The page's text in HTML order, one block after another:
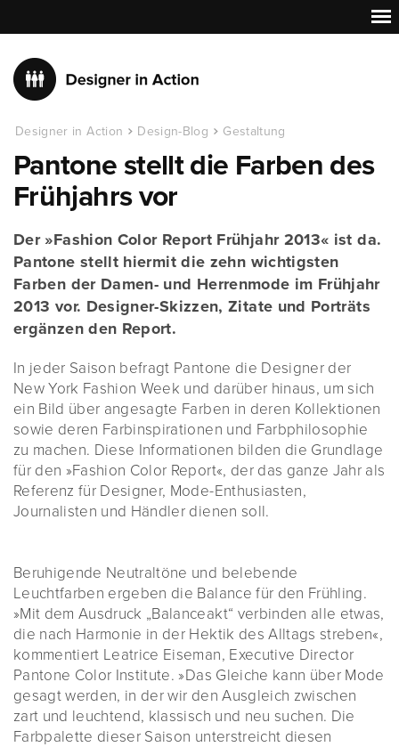
Designer in Action Design-Blog Gestaltung
Pantone stellt die Farben des
Frühjahrs vor
Der »Fashion Color Report Frühjahr 2013« ist da.
Pantone stellt hiermit die zehn wichtigsten
Farben der Damen- und Herrenmode im Frühjahr
2013 vor. Designer-Skizzen, Zitate und Porträts
ergänzen den Report.
In jeder Saison befragt Pantone die Designer der
New York Fashion Week und darüber hinaus, um sich
ein Bild über angesagte Farben in deren Kollektionen
sowie deren Farbinspirationen und Farbphilosophie
zu machen. Diese Informationen bilden die Grundlage
für den »Fashion Color Report«, der das ganze Jahr als
Referenz für Designer, Mode-Enthusiasten,
Journalisten und Händler dienen soll.
Beruhigende Neutraltöne und belebende
Leuchtfarben ergeben die Balance für den Frühling.
»Mit dem Ausdruck „Balanceakt“ verbinden alle etwas,
die nach Harmonie in der Hektik des Alltags streben«,
kommentiert Leatrice Eiseman, Executive Director
Pantone Color Institute. »Das Gleiche kann über Mode
gesagt werden, in der wir den Ausgleich zwischen
zart und leuchtend, klassisch und neu suchen. Die
Farbpalette dieser Saison unterstreicht diesen